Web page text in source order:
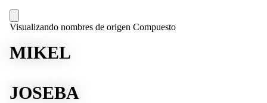
Visualizando nombres de origen Compuesto
MIKEL
JOSEBA